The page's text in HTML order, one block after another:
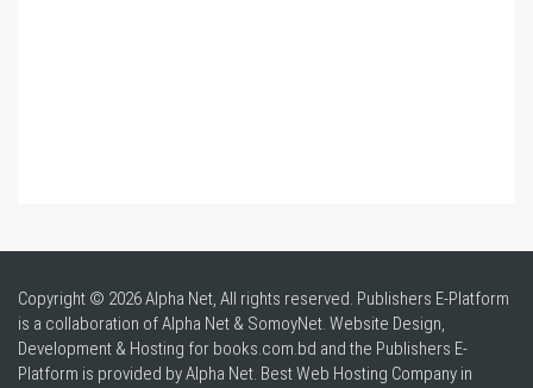
Copyright © 2026 Alpha Net, All rights reserved. Publishers E-Platform
is a collaboration of Alpha Net & SomoyNet. Website Design,
Development & Hosting for books.com.bd and the Publishers E-
Platform is provided by Alpha Net. BestWeb Hosting Company in